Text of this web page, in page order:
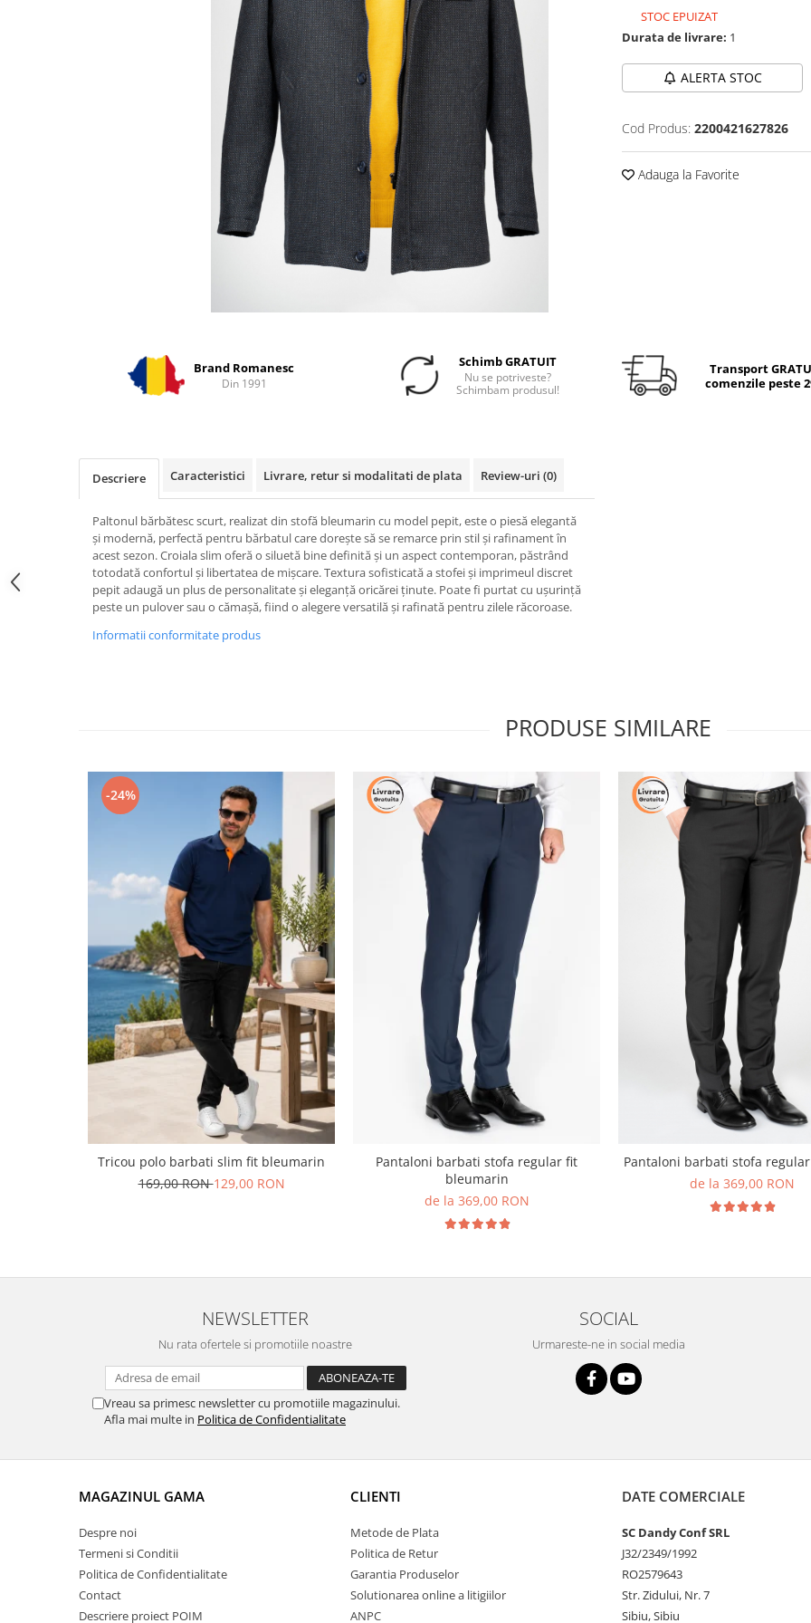
STOC EPUIZAT
Durata de livrare: 1
ALERTA STOC
Cod Produs: 2200421627826
Adauga la Favorite
Brand Romanesc
Din 1991
Schimb GRATUIT
Nu se potriveste?
Schimbam produsul!
Transport
comenzile peste
Descriere Caracteristici Livrare, retur si modalitati de plata Review-uri (0)
Paltonul bărbătesc scurt, realizat din stofă bleumarin cu model pepit, este o piesă elegantă
și modernă, perfectă pentru bărbatul care dorește să se remarce prin stil și rafinament în
acest sezon. Croiala slim oferă o siluetă bine definită și un aspect contemporan, păstrând
totodată confortul și libertatea de mișcare. Textura sofisticată a stofei și imprimeul discret
pepit adaugă un plus de personalitate și eleganță oricărei ținute. Poate fi purtat cu ușurință
peste un pulover sau o cămașă, fiind o alegere versatilă și rafinată pentru zilele răcoroase.
Informatii conformitate produs
PRODUSE SIMILARE
-24%
Tricou polo barbati slim fit bleumarin
169,00 RON129,00 RON
Pantaloni barbati stofa regular fit
bleumarin
de la 369,00 RON
Pantaloni barbati stofa
de la 369,00 RON
NEWSLETTER
Nu rata ofertele si promotiile noastre
Vreau sa primesc newsletter cu promotiile magazinului.
Afla mai multe in Politica de Confidentialitate
SOCIAL
Urmareste-ne in social media
MAGAZINUL GAMA
Despre noi
Termeni si Conditii
Politica de Confidentialitate
Contact
Descriere proiect POIM
CLIENTI
Metode de Plata
Politica de Retur
Garantia Produselor
Solutionarea online a litigiilor
ANPC
DATE COMERCIALE
SC Dandy Conf SRL
J32/2349/1992
RO2579643
Str. Zidului, Nr. 7
Sibiu, Sibiu